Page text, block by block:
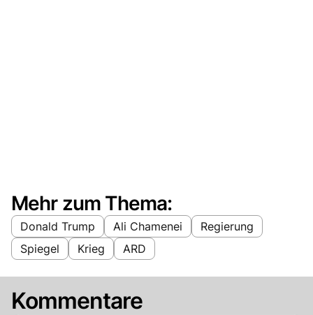
Mehr zum Thema:
Donald Trump Ali Chamenei
Regierung
Spiegel
Krieg ARD
Kommentare